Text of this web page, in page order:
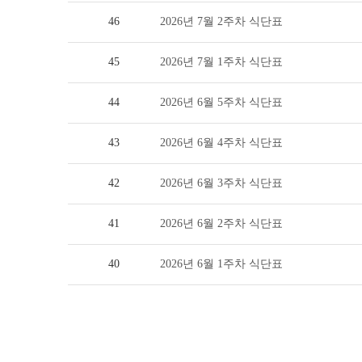
46 2026년 7월 2주차 식단표
45 2026년 7월 1주차 식단표
44 2026년 6월 5주차 식단표
43 2026년 6월 4주차 식단표
42 2026년 6월 3주차 식단표
41 2026년 6월 2주차 식단표
40 2026년 6월 1주차 식단표